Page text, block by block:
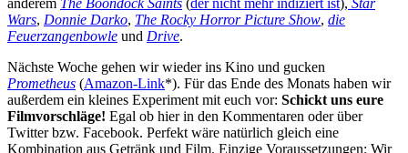
Wars, Donnie Darko, The Rocky Horror Picture Show, die
Feuerzangenbowle und Drive.
Nächste Woche gehen wir wieder ins Kino und gucken
Prometheus (Amazon-Link*). Für das Ende des Monats haben wir
außerdem ein kleines Experiment mit euch vor: Schickt uns eure
Filmvorschläge! Egal ob hier in den Kommentaren oder über
Twitter bzw. Facebook. Perfekt wäre natürlich gleich eine
Kombination aus Getränk und Film. Einzige Voraussetzungen: Wir